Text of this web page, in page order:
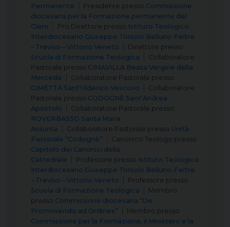
Permanente
Presidente presso Commissione
diocesana per la Formazione permanente del
Clero
Pro Direttore presso Istituto Teologico
Interdiocesano Giuseppe Toniolo Belluno-Feltre
– Treviso – Vittorio Veneto
Direttore presso
Scuola di Formazione Teologica
Collaboratore
Pastorale presso CIMAVILLA Beata Vergine della
Mercede
Collaboratore Pastorale presso
CIMETTA Sant’Ulderico Vescovo
Collaboratore
Pastorale presso CODOGNÈ Sant’Andrea
Apostolo
Collaboratore Pastorale presso
ROVERBASSO Santa Maria
Assunta
Collaboratore Pastorale presso Unità
Pastorale “Codognè”
Canonico Teologo presso
Capitolo dei Canonici della
Cattedrale
Professore presso Istituto Teologico
Interdiocesano Giuseppe Toniolo Belluno-Feltre
– Treviso – Vittorio Veneto
Professore presso
Scuola di Formazione Teologica
Membro
presso Commissione diocesana “De
Promovendis ad Ordines”
Membro presso
Commissione per la Formazione, il Ministero e la